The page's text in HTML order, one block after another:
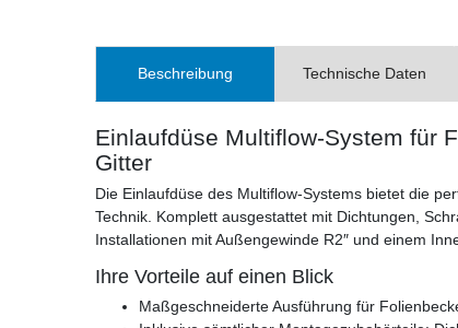
Beschreibung Technische Daten
Einlaufdüse Multiflow-System für
Gitter
Die Einlaufdüse des Multiflow-Systems bietet die
Technik. Komplett ausgestattet mit Dichtungen,
Installationen mit Außengewinde R2″ und einem
Ihre Vorteile auf einen Blick
Maßgeschneiderte Ausführung für